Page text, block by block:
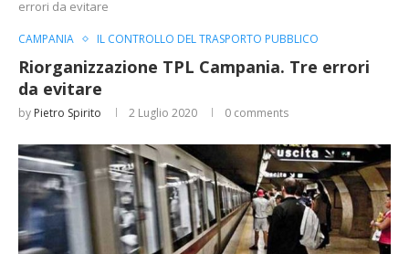
errori da evitare
CAMPANIA IL CONTROLLO DEL TRASPORTO PUBBLICO
Riorganizzazione TPL Campania. Tre errori
da evitare
by Pietro Spirito 2 Luglio 2020 0 comments